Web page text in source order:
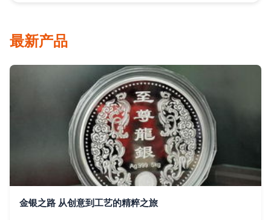
最新产品
金银之路 从创意到工艺的精粹之旅